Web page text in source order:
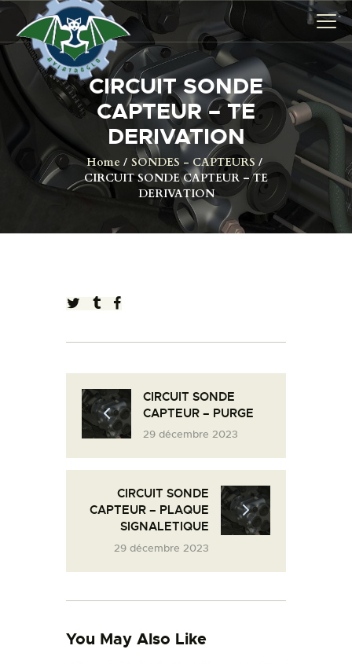
CIRCUIT SONDE
CAPTEUR – TE
DERIVATION
Home
SONDES - CAPTEURS
CIRCUIT SONDE CAPTEUR – TE
DERIVATION
AVIONS
CATALOGUE FW 190
ASSOCIATION
PROJET FUSELAGE
FW190
EXPOS / ÉVÉNEMENTS
PALOTTE
AGO
L’ATELIER DE L’AIR
LA SNCAC
PROJET ATELIER DE
L’AIR 606
LA PISTE D’ENVOL
CIRCUIT SONDE
CAPTEUR – PURGE
29 décembre 2023
CIRCUIT SONDE
CAPTEUR – PLAQUE
SIGNALETIQUE
29 décembre 2023
You May Also Like